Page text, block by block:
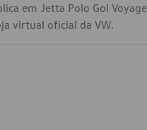
em Jetta Polo Gol Voyage
virtual oficial da VW.